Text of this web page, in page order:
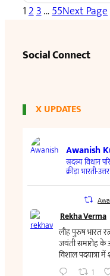
123…55Next Page
Social Connect
X UPDATES